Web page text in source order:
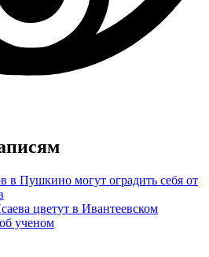
в Пушкино могут оградить себя от
цветут в Ивантеевском
ученом